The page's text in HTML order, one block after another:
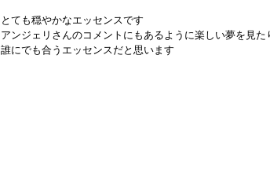
とても穏やかなエッセンスです
アンジェリさんのコメントにもあるように楽しい夢を見た
誰にでも合うエッセンスだと思います